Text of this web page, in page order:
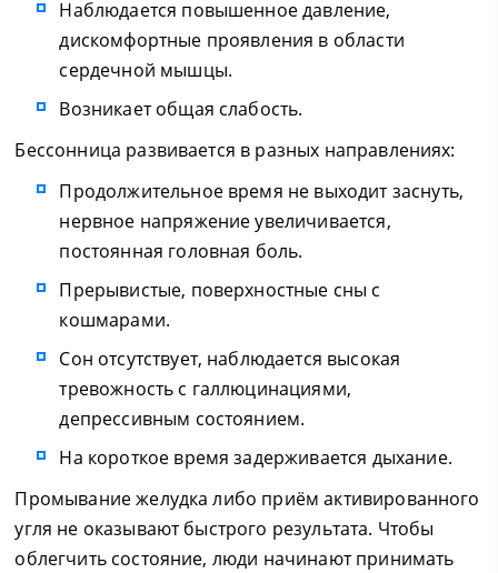
Наблюдается повышенное давление,
дискомфортные проявления в области
сердечной мышцы.
Возникает общая слабость.
Бессонница развивается в разных направлениях:
Продолжительное время не выходит заснуть,
нервное напряжение увеличивается,
постоянная головная боль.
Прерывистые, поверхностные сны с
кошмарами.
Сон отсутствует, наблюдается высокая
тревожность с галлюцинациями,
депрессивным состоянием.
На короткое время задерживается дыхание.
Промывание желудка либо приём активированного
угля не оказывают быстрого результата. Чтобы
облегчить состояние, люди начинают принимать